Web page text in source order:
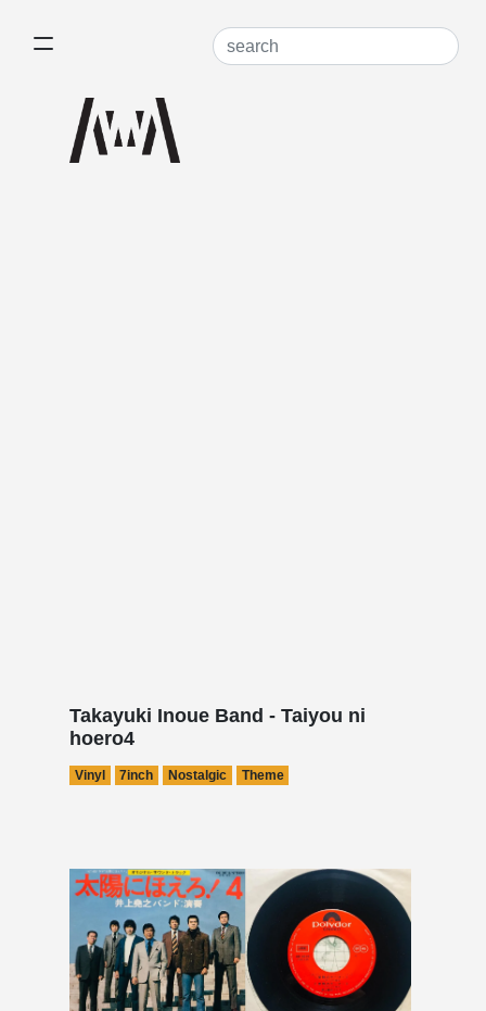
Takayuki Inoue Band - Taiyou ni
hoero4
Vinyl 7inch Nostalgic Theme